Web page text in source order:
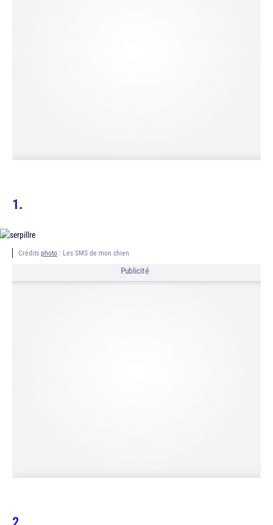
Crédits photo : Les SMS de mon chien
Publicité